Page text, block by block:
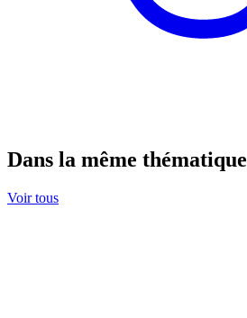
Dans la même thématique
Voir tous